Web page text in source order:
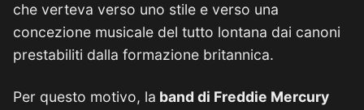
che verteva verso uno stile e verso una
concezione musicale del tutto lontana dai canoni
prestabiliti dalla formazione britannica.
Per questo motivo, la band di Freddie Mercury